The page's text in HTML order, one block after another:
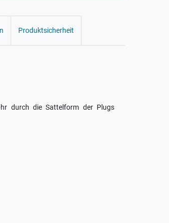
Produktsicherheit
durch die Sattelform der Plugs